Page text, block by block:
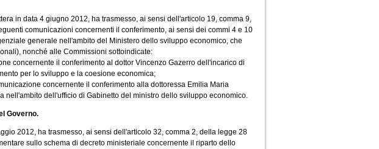
in data 4 giugno 2012, ha trasmesso, ai sensi dell'articolo 19, comma 9,
comunicazioni concernenti il conferimento, ai sensi dei commi 4 e 10
generale nell'ambito del Ministero dello sviluppo economico, che
nonché alle Commissioni sottoindicate:
il conferimento al dottor Vincenzo Gazerro dell'incarico di
per lo sviluppo e la coesione economica;
concernente il conferimento alla dottoressa Emilia Maria
nell'ambito dell'ufficio di Gabinetto del ministro dello sviluppo economico.
Governo.
2012, ha trasmesso, ai sensi dell'articolo 32, comma 2, della legge 28
sullo schema di decreto ministeriale concernente il riparto dello